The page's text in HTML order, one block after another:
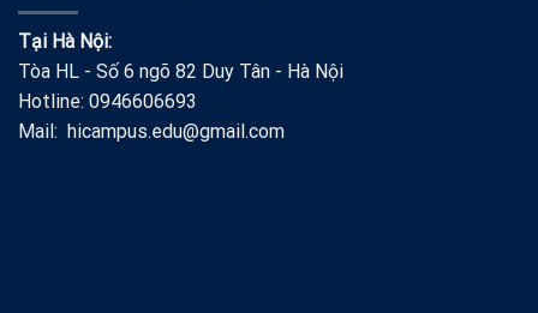
Tại Hà Nội:
Tòa HL - Số 6 ngõ 82 Duy Tân - Hà Nội
Hotline: 0946606693
Mail: hicampus.edu@gmail.com